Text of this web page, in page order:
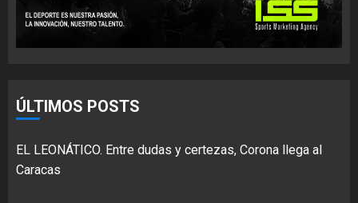
ÚLTIMOS POSTS
EL LEONÁTICO. Entre dudas y certezas, Corona llega al
Caracas